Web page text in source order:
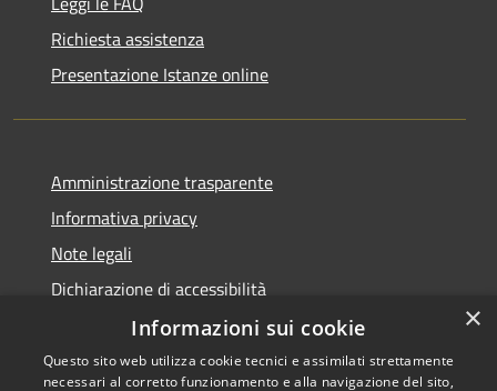
Richiesta assistenza
Presentazione Istanze online
Amministrazione trasparente
Informativa privacy
Note legali
Dichiarazione di accessibilità
×
Informazioni sui cookie
Questo sito web utilizza cookie tecnici e assimilati strettamente
necessari al corretto funzionamento e alla navigazione del sito,